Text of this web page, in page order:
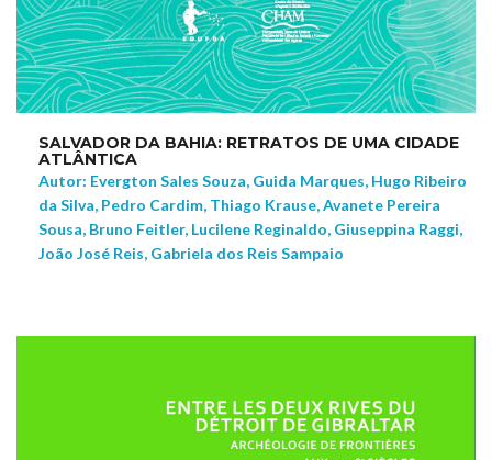
SALVADOR DA BAHIA: RETRATOS DE UMA CIDADE
ATLÂNTICA
Autor: Evergton Sales Souza, Guida Marques, Hugo Ribeiro
da Silva, Pedro Cardim, Thiago Krause, Avanete Pereira
Sousa, Bruno Feitler, Lucilene Reginaldo, Giuseppina Raggi,
João José Reis, Gabriela dos Reis Sampaio